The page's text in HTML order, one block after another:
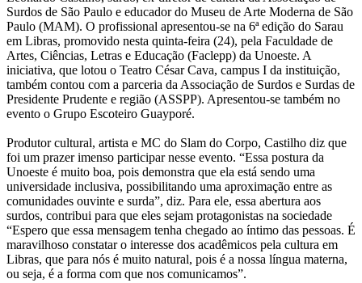
Surdos de São Paulo e educador do Museu de Arte Moderna de São
Paulo (MAM). O profissional apresentou-se na 6ª edição do Sarau
em Libras, promovido nesta quinta-feira (24), pela Faculdade de
Artes, Ciências, Letras e Educação (Faclepp) da Unoeste. A
iniciativa, que lotou o Teatro César Cava, campus I da instituição,
também contou com a parceria da Associação de Surdos e Surdas de
Presidente Prudente e região (ASSPP). Apresentou-se também no
evento o Grupo Escoteiro Guayporé.
Produtor cultural, artista e MC do Slam do Corpo, Castilho diz que
foi um prazer imenso participar nesse evento. “Essa postura da
Unoeste é muito boa, pois demonstra que ela está sendo uma
universidade inclusiva, possibilitando uma aproximação entre as
comunidades ouvinte e surda”, diz. Para ele, essa abertura aos
surdos, contribui para que eles sejam protagonistas na sociedade
“Espero que essa mensagem tenha chegado ao íntimo das pessoas. É
maravilhoso constatar o interesse dos acadêmicos pela cultura em
Libras, que para nós é muito natural, pois é a nossa língua materna,
ou seja, é a forma com que nos comunicamos”.